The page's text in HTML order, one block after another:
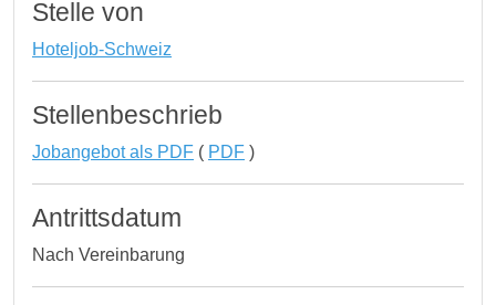
Stelle von
Hoteljob-Schweiz
Stellenbeschrieb
Jobangebot als PDF ( PDF )
Antrittsdatum
Nach Vereinbarung